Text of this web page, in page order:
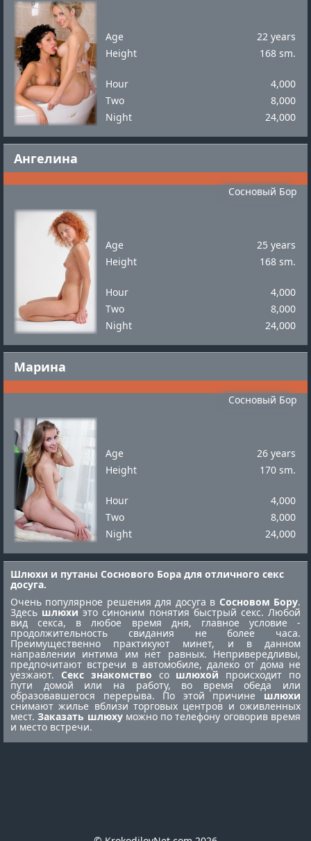
Age
22 years
Height
168 sm.
Hour
4,000
Two
8,000
Night
24,000
Ангелина
Сосновый Бор
Age
25 years
Height
168 sm.
Hour
4,000
Two
8,000
Night
24,000
Марина
Сосновый Бор
Age
26 years
Height
170 sm.
Hour
4,000
Two
8,000
Night
24,000
Шлюхи и путаны Соснового Бора для отличного секс
досуга.
Очень популярное решения для досуга в Сосновом Бору.
Здесь шлюхиэто синоним понятия быстрый секс. Любой
вид секса, в любое время дня, главное условие -
продолжительность свидания не более часа.
Преимущественно практикуют минет, и в данном
направлении интима им нет равных. Непривередливы,
предпочитают встречи в автомобиле, далеко от дома не
уезжают. Секс знакомство со шлюхой происходит по
пути домой или на работу, во время обеда или
образовавшегося перерыва. По этой причине шлюхи
снимают жилье вблизи торговых центров и оживленных
мест.Заказать шлюхуможно по телефону оговорив время
и место встречи.